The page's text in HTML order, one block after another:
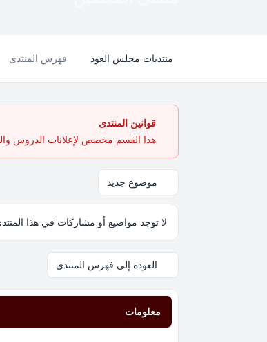
منتديات مجلس العود فهرس المنتدى
قوانين المنتدى
هذا القسم مخصص لإعلانات الدروس
موضوع جديد
لا توجد مواضيع أو مشاركات في هذا
العودة إلى فهرس المنتدى
معلومات